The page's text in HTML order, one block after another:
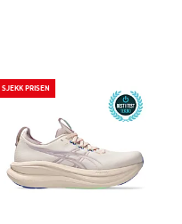
SJEKK PRISEN